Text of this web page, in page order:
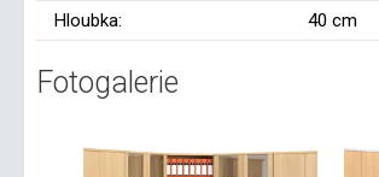
Hloubka:
40 cm
Fotogalerie